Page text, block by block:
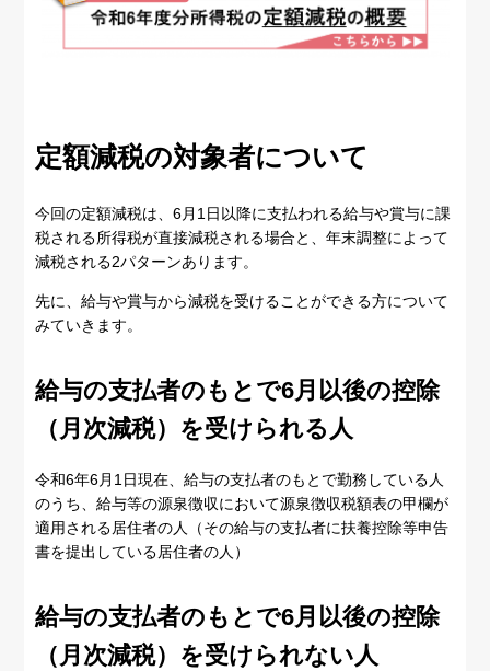
定額減税の対象者について
今回の定額減税は、6月1日以降に支払われる給与や賞与に課
税される所得税が直接減税される場合と、年末調整によって
減税される2パターンあります。
先に、給与や賞与から減税を受けることができる方について
みていきます。
給与の支払者のもとで6月以後の控除
（月次減税）を受けられる人
令和6年6月1日現在、給与の支払者のもとで勤務している人
のうち、給与等の源泉徴収において源泉徴収税額表の甲欄が
適用される居住者の人（その給与の支払者に扶養控除等申告
書を提出している居住者の人）
給与の支払者のもとで6月以後の控除
（月次減税）を受けられない人